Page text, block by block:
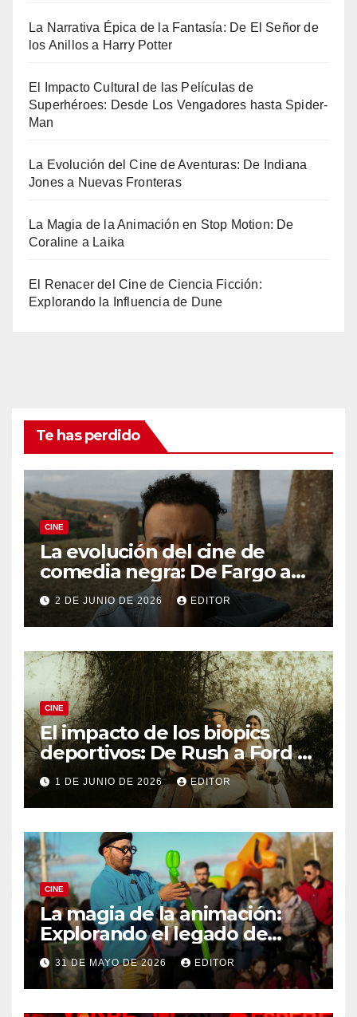
La Narrativa Épica de la Fantasía: De El Señor de
los Anillos a Harry Potter
El Impacto Cultural de las Películas de
Superhéroes: Desde Los Vengadores hasta Spider-
Man
La Evolución del Cine de Aventuras: De Indiana
Jones a Nuevas Fronteras
La Magia de la Animación en Stop Motion: De
Coraline a Laika
El Renacer del Cine de Ciencia Ficción:
Explorando la Influencia de Dune
Te has perdido
CINE
La evolución del cine de
comedia negra: De Fargo a
Knives Out
2 DE JUNIO DE 2026 EDITOR
CINE
El impacto de los biopics
deportivos: De Rush a Ford v
Ferrari
1 DE JUNIO DE 2026 EDITOR
CINE
La magia de la animación:
Explorando el legado de
DreamWorks
31 DE MAYO DE 2026 EDITOR